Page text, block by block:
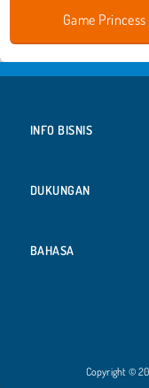
Game Princess
INFO BISNIS
DUKUNGAN
BAHASA
Copyright ©